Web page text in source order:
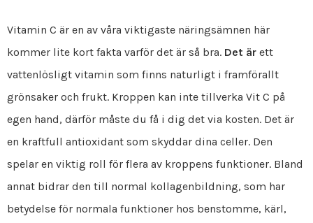
Vitamin C är en av våra viktigaste näringsämnen här
kommer lite kort fakta varför det är så bra. Det är ett
vattenlösligt vitamin som finns naturligt i framförallt
grönsaker och frukt. Kroppen kan inte tillverka Vit C på
egen hand, därför måste du få i dig det via kosten. Det är
en kraftfull antioxidant som skyddar dina celler. Den
spelar en viktig roll för flera av kroppens funktioner. Bland
annat bidrar den till normal kollagenbildning, som har
betydelse för normala funktioner hos benstomme, kärl,